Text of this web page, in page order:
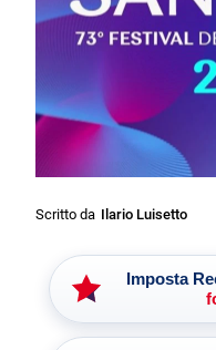
Scritto da Ilario Luisetto
Imposta